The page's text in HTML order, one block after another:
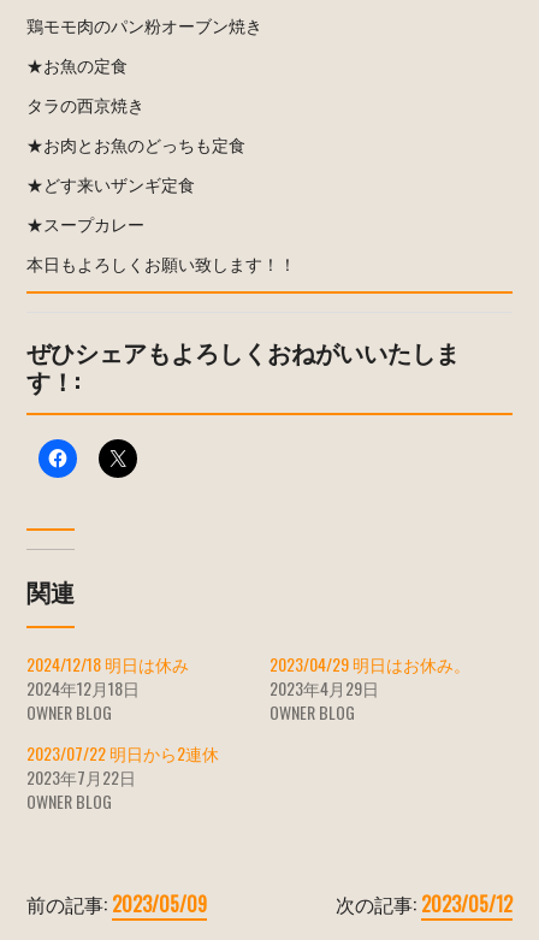
鶏モモ肉のパン粉オーブン焼き
★お魚の定食
タラの西京焼き
★お肉とお魚のどっちも定食
★どす来いザンギ定食
★スープカレー
本日もよろしくお願い致します！！
ぜひシェアもよろしくおねがいいたしま
す！:
関連
2024/12/18 明日は休み
2024年12月18日
OWNER BLOG
2023/04/29 明日はお休み。
2023年4月29日
OWNER BLOG
2023/07/22 明日から2連休
2023年7月22日
OWNER BLOG
前の記事: 2023/05/09 次の記事: 2023/05/12